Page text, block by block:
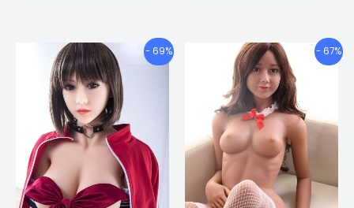
- 69%
Gama
precios:
€655.32
través
de
€924.35
Este
variantes.
opciones
- 67%
Gama
de
precios:
€685.30
a
través
de
€939.17
Este
se